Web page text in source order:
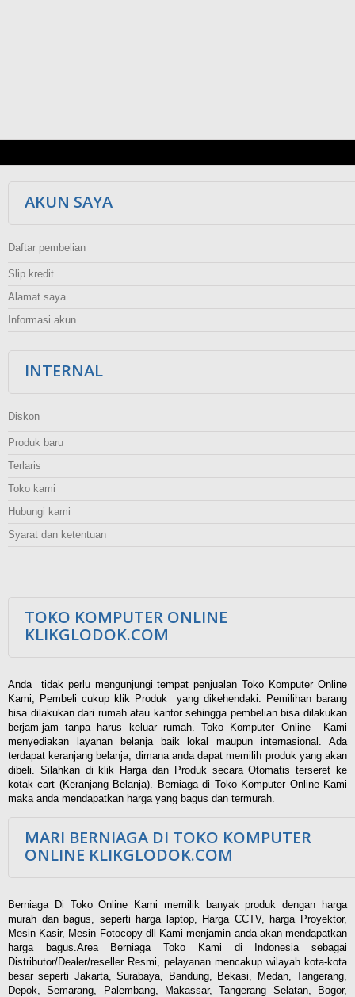
AKUN SAYA
Daftar pembelian
Slip kredit
Alamat saya
Informasi akun
INTERNAL
Diskon
Produk baru
Terlaris
Toko kami
Hubungi kami
Syarat dan ketentuan
TOKO KOMPUTER ONLINE
KLIKGLODOK.COM
Anda tidak perlu mengunjungi tempat penjualan Toko Komputer Online
Kami, Pembeli cukup klik Produk yang dikehendaki. Pemilihan barang
bisa dilakukan dari rumah atau kantor sehingga pembelian bisa dilakukan
berjam-jam tanpa harus keluar rumah. Toko Komputer Online Kami
menyediakan layanan belanja baik lokal maupun internasional. Ada
terdapat keranjang belanja, dimana anda dapat memilih produk yang akan
dibeli. Silahkan di klik Harga dan Produk secara Otomatis terseret ke
kotak cart (Keranjang Belanja). Berniaga di Toko Komputer Online Kami
maka anda mendapatkan harga yang bagus dan termurah.
MARI BERNIAGA DI TOKO KOMPUTER
ONLINE KLIKGLODOK.COM
Berniaga Di Toko Online Kami memilik banyak produk dengan harga
murah dan bagus, seperti harga laptop, Harga CCTV, harga Proyektor,
Mesin Kasir, Mesin Fotocopy dll Kami menjamin anda akan mendapatkan
harga bagus.Area Berniaga Toko Kami di Indonesia sebagai
Distributor/Dealer/reseller Resmi, pelayanan mencakup wilayah kota-kota
besar seperti Jakarta, Surabaya, Bandung, Bekasi, Medan, Tangerang,
Depok, Semarang, Palembang, Makassar, Tangerang Selatan, Bogor,